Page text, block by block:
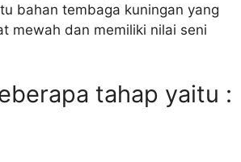
bahan tembaga kuningan yang
mewah dan memiliki nilai seni
tahap yaitu :